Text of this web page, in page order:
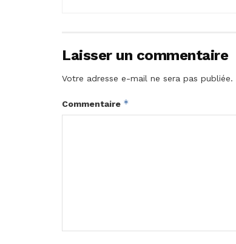
Laisser un commentaire
Votre adresse e-mail ne sera pas publiée.
Commentaire *